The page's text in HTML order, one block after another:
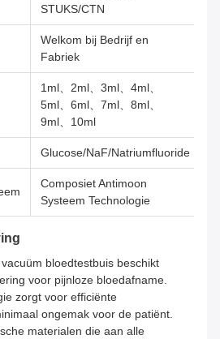
STUKS/CTN
Welkom bij Bedrijf en
Fabriek
1ml、2ml、3ml、4ml、
5ml、6ml、7ml、8ml、
9ml、10ml
Glucose/NaF/Natriumfluoride
Composiet Antimoon
Systeem Technologie
bloedtestbuis beschikt
voor pijnloze bloedafname.
zorgt voor efficiënte
ongemak voor de patiënt.
materialen die aan alle